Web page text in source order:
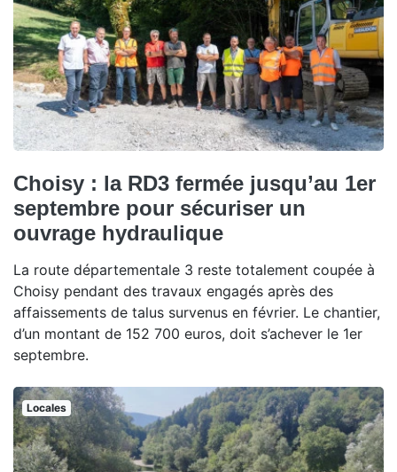
Choisy : la RD3 fermée jusqu’au 1er
septembre pour sécuriser un
ouvrage hydraulique
La route départementale 3 reste totalement coupée à
Choisy pendant des travaux engagés après des
affaissements de talus survenus en février. Le chantier,
d’un montant de 152 700 euros, doit s’achever le 1er
septembre.
Locales